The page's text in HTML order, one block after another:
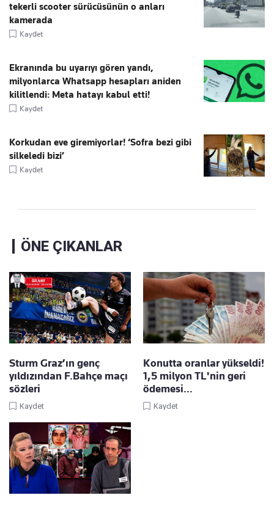
tekerli scooter sürücüsünün o anları
kamerada
Kaydet
Ekranında bu uyarıyı gören yandı,
milyonlarca Whatsapp hesapları aniden
kilitlendi: Meta hatayı kabul etti!
Kaydet
Korkudan eve giremiyorlar! ‘Sofra bezi gibi
silkeledi bizi’
Kaydet
ÖNE ÇIKANLAR
Sturm Graz’ın genç
yıldızından F.Bahçe maçı
sözleri
Kaydet
Konutta oranlar yükseldi!
1,5 milyon TL'nin geri
ödemesi…
Kaydet